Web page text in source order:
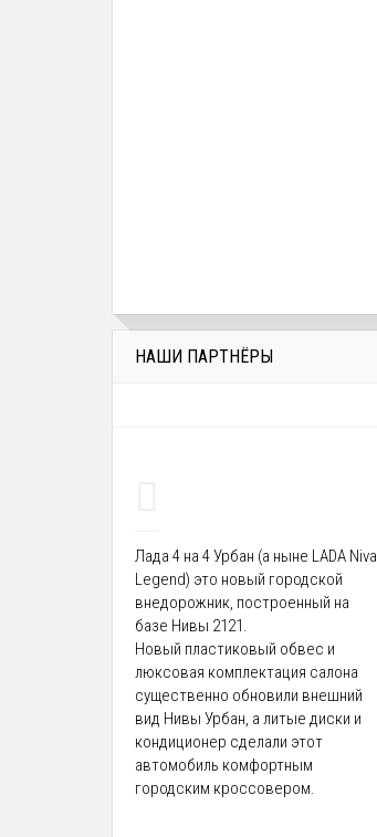
НАШИ ПАРТНЁРЫ
Лада 4 на 4 Урбан (а ныне LADA Niva
Legend) это новый городской
внедорожник, построенный на
базе Нивы 2121.
Новый пластиковый обвес и
люксовая комплектация салона
существенно обновили внешний
вид Нивы Урбан, а литые диски и
кондиционер сделали этот
автомобиль комфортным
городским кроссовером.